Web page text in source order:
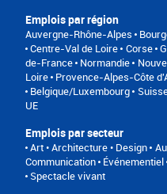
Emplois par région
Auvergne-Rhône-Alpes
Centre-Val de Loire Corse
de-France Normandie
Loire Provence-Alpes-Côte
Belgique/Luxembourg
UE
Emplois par secteur
Art • Architecture • Design
Communication Événementiel
Spectacle vivant